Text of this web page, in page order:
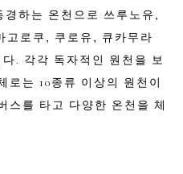
하는 온천으로 쓰루노유,
고로쿠, 쿠로유, 큐카무라
. 각각 독자적인 원천을 보
로는 10종류 이상의 원천이
스를 타고 다양한 온천을 체